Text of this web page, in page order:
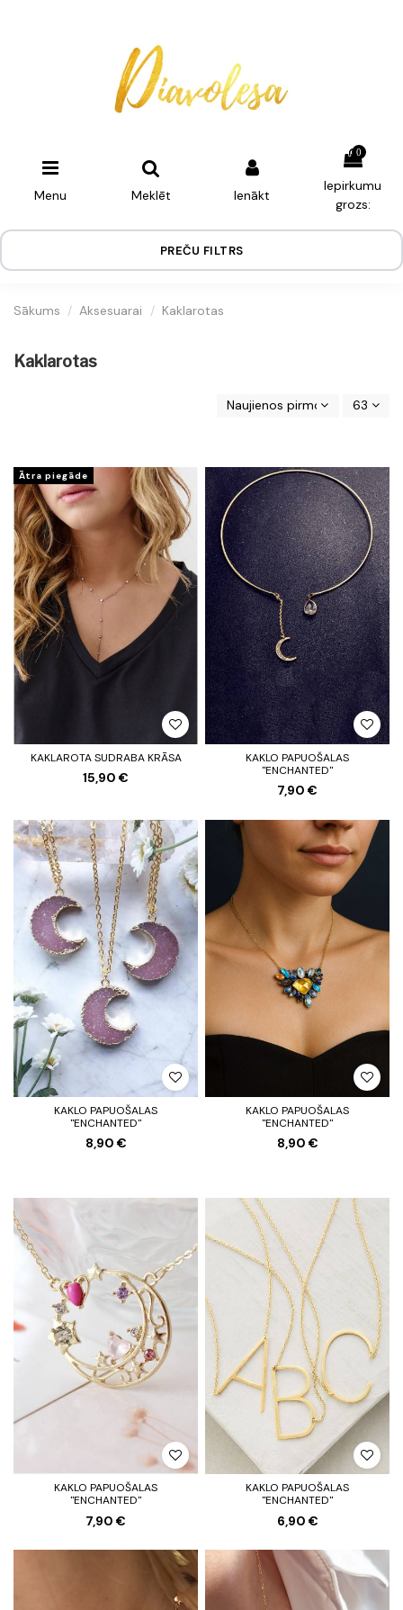
Menu Meklēt Ienākt
0
Iepirkumu
grozs:
PREČU FILTRS
Sākums Aksesuarai Kaklarotas
Kaklarotas
Naujienos pirmos 63
Ātra piegāde
KAKLAROTA SUDRABA KRĀSA
15,90 €
KAKLO PAPUOŠALAS
"ENCHANTED"
7,90 €
KAKLO PAPUOŠALAS
"ENCHANTED"
8,90 €
KAKLO PAPUOŠALAS
"ENCHANTED"
8,90 €
KAKLO PAPUOŠALAS
"ENCHANTED"
7,90 €
KAKLO PAPUOŠALAS
"ENCHANTED"
6,90 €